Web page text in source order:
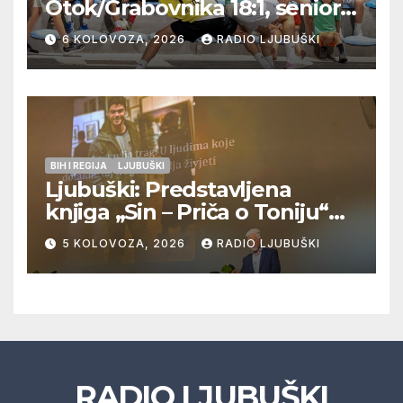
Otok/Grabovnika 18:1, seniori
Pregrađa u četvrtfinalu,
Veljaci i Cerno/Crnopod u
doigravanju, Grljevići završili
natjecanje
6 KOLOVOZA, 2026 RADIO LJUBUŠKI
BIH I REGIJA LJUBUŠKI
Ljubuški: Predstavljena
knjiga „Sin – Priča o Toniju“
dr. sc. Zdenka Hercega
5 KOLOVOZA, 2026 RADIO LJUBUŠKI